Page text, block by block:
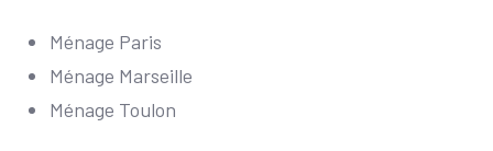
Ménage Paris
Ménage Marseille
Ménage Toulon